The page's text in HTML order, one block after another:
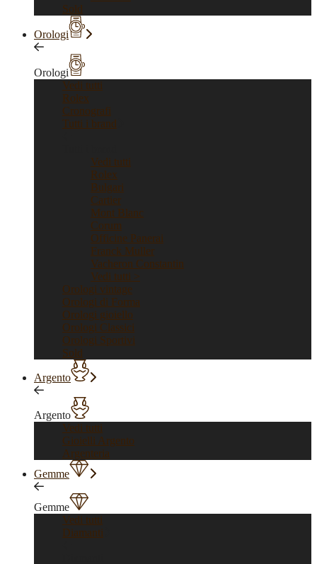
Sold
Orologi
Orologi
Vedi tutti
Rolex
Cronografi
Tutti i brand
Vedi tutti
Rolex
Bulgari
Cartier
Mont Blanc
Corum
Officine Panerai
Franck Muller
Vacheron Constantin
Vedi tutti >
Orologi vintage
Orologi di Forma
Orologi gioiello
Orologi Classici
Orologi Sportivi
Sold
Argento
Argento
Vedi tutti
Gioielli Argento
Argenteria
Gemme
Gemme
Vedi tutti
Diamanti